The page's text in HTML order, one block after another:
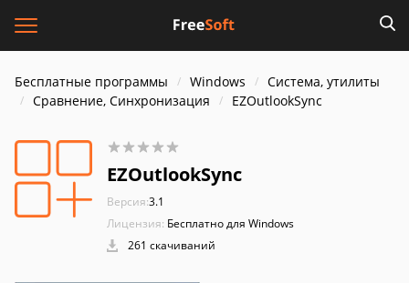
Бесплатные программы Windows
Система, утилиты
Сравнение, Синхронизация
EZOutlookSync
EZOutlookSync
Версия:3.1
Лицензия: Бесплатно для Windows
261 скачиваний